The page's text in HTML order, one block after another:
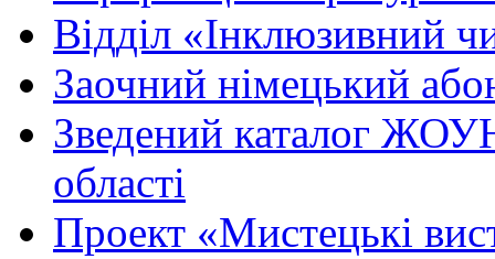
Вiддiл «Інклюзивний
Заочний німецький
Зведений каталог
області
Проект «Мистецькі